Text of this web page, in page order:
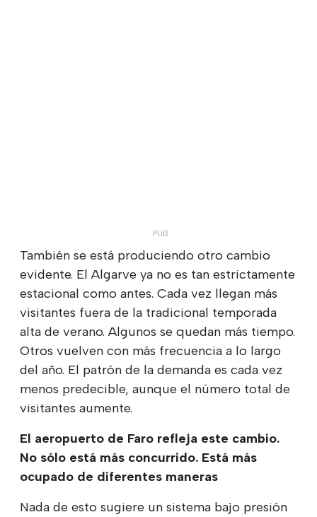
También se está produciendo otro cambio
evidente. El Algarve ya no es tan estrictamente
estacional como antes. Cada vez llegan más
visitantes fuera de la tradicional temporada
alta de verano. Algunos se quedan más tiempo.
Otros vuelven con más frecuencia a lo largo
del año. El patrón de la demanda es cada vez
menos predecible, aunque el número total de
visitantes aumente.
El aeropuerto de Faro refleja este cambio.
No sólo está más concurrido. Está más
ocupado de diferentes maneras
Nada de esto sugiere un sistema bajo presión